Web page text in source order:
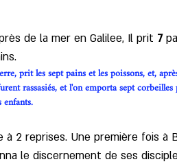
de la mer en Galilee, Il prit 7
prit les sept pains et les poissons, et,
rassasiés, et l'on emporta sept
à 2 reprises. Une première fois
le discernement de ses